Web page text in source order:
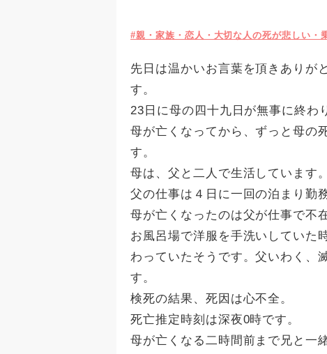
#親・家族・恋人・大切な人の死が悲しい・
先日は温かいお言葉を頂きありが
す。
23日に母の四十九日が無事に終わ
母が亡くなってから、ずっと母の
す。
母は、父と二人で生活しています。
父の仕事は４日に一回の泊まり勤
母が亡くなったのは父が仕事で不
お風呂場で洋服を手洗いしていた
わっていたそうです。父いわく、
す。
検死の結果、死因は心不全。
死亡推定時刻は深夜0時です。
母が亡くなる二時間前まで兄と一